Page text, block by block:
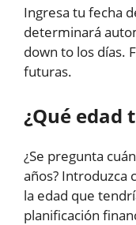
Ingresa tu fecha
determinará
down to los días.
futuras.
¿Qué edad
¿Se pregunta
años? Introduzca
la edad que
planificación